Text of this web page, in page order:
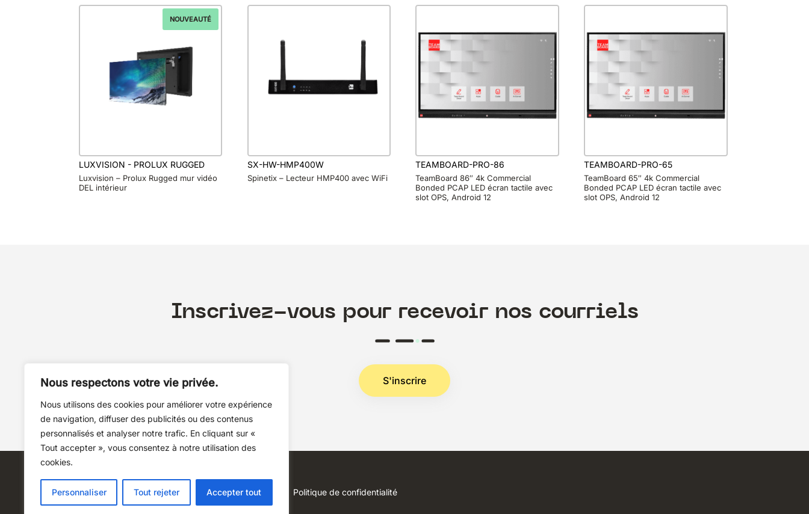
Nous respectons votre vie privée.
Nous utilisons des cookies pour améliorer votre expérience
de navigation, diffuser des publicités ou des contenus
personnalisés et analyser notre trafic. En cliquant sur «
Tout accepter », vous consentez à notre utilisation des
cookies.
Personnaliser Tout rejeter Accepter tout
NOUVEAUTÉ
LUXVISION - PROLUX RUGGED
Luxvision – Prolux Rugged mur vidéo
DEL intérieur
SX-HW-HMP400W
Spinetix – Lecteur HMP400 avec WiFi
TEAMBOARD-PRO-86
TeamBoard 86″ 4k Commercial
Bonded PCAP LED écran tactile avec
slot OPS, Android 12
TEAMBOARD-PRO-65
TeamBoard 65″ 4k Commercial
Bonded PCAP LED écran tactile avec
slot OPS, Android 12
Inscrivez-vous pour recevoir nos courriels
S'inscrire
Politique de confidentialité